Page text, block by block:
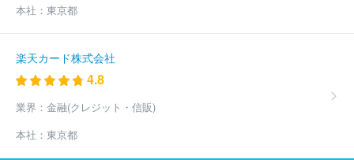
本社： 東京都
楽天カード株式会社
4.8
業界： 金融(クレジット・信販)
本社： 東京都